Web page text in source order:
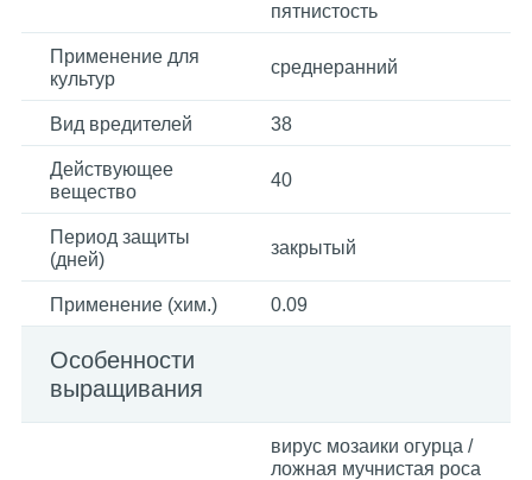
пятнистость
Применение для
культур
среднеранний
Вид вредителей 38
Действующее
вещество
40
Период защиты
(дней)
закрытый
Применение (хим.) 0.09
Особенности
выращивания
вирус мозаики огурца /
ложная мучнистая роса